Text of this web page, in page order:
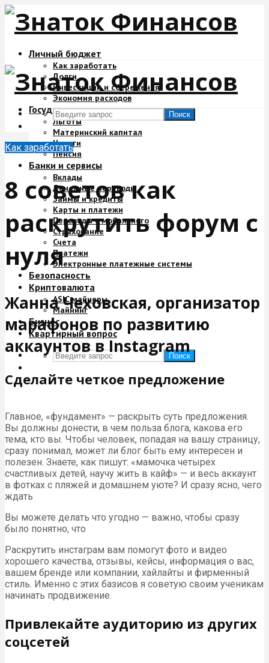
Личный бюджет
Как заработать
Долги
Инвестиции и сбережения
Экономия расходов
Государство и деньги
Льготы
Материнский капитал
Налоги
Пенсия
Банки и сервисы
Вклады
Денежные переводы
Займы и кредиты
Карты и платежи
Переводы с мобильного
Страхование
Счета
Платежи
Электронные платежные системы
Безопасность
Криптовалюта
ASIC майнеры
Майнинг
Бизнес
Квартирный вопрос
Поиск
Поиск
Как заработать
8 советов как
раскрутить форум с
нуля
Жанна Чеховская, организатор
марафонов по развитию
аккаунтов в Instagram
Сделайте четкое предложение
Главное, «фундамент» — раскрыть суть предложения.
Вы должны донести, в чем польза блога, какова его
тема, кто вы. Чтобы человек, попадая на вашу страницу,
сразу понимал, может ли блог быть ему интересен и
полезен. Знаете, как пишут: «мамочка четырех
счастливых детей, научу жить в кайф» — и весь аккаунт
в фотках с пляжей и домашнем уюте? И сразу ясно, чего
ждать
Вы можете делать что угодно — важно, чтобы сразу
было понятно, что
Раскрутить инстаграм вам помогут фото и видео
хорошего качества, отзывы, кейсы, информация о вас,
вашем бренде или компании, хайлайты и фирменный
стиль. Именно с этих базисов я советую своим ученикам
начинать продвижение.
Привлекайте аудиторию из других
соцсетей